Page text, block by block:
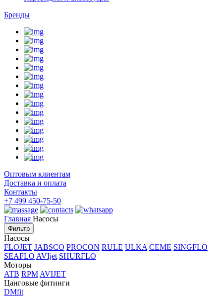
Бренды
Оптовым клиентам
Доставка и оплата
Контакты
+7 499 450-75-50
Главная Насосы
Фильтр
Насосы
FLOJET JABSCO PROCON RULE ULKA CEME SINGFLO
SEAFLO AVIjet SHURFLO
Моторы
ATB RPM AVIJET
Цанговые фитинги
DMfit